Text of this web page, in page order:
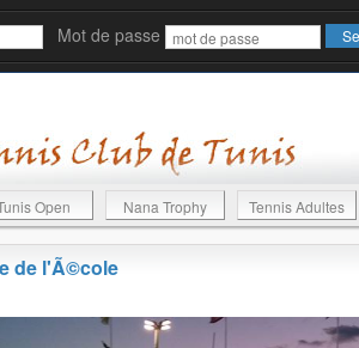
Mot de passe
Open Nana Trophy Tennis Adultes
de l'Ã©cole